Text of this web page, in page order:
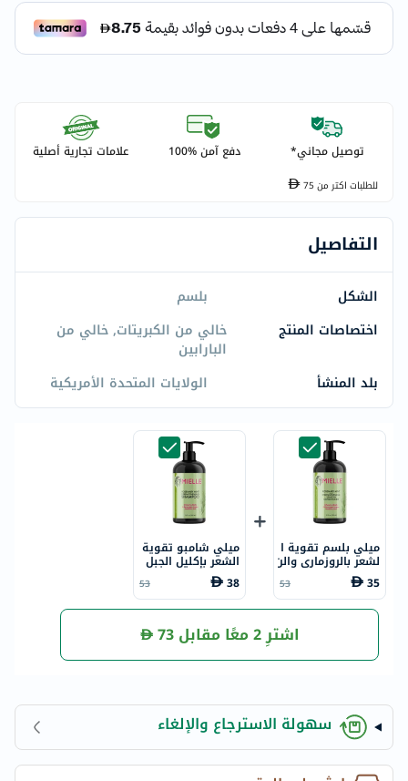
توصيل مجاني* دفع آمن %100 علامات تجارية أصلية
للطلبات اكتر من75
التفاصيل
الشكل
بلسم
اختصاصات المنتج
خالي من الكبريتات, خالي من
البارابين
بلد المنشأ
الولايات المتحدة الأمريكية
ميلي بلسم تقوية ا
لشعر بالروزماري والن
عناع مع البيوتين لج
ميع أنواع الشعر 355
مل
35
53
ميلي شامبو تقوية
الشعر بإكليل الجبل
والنعناع مع البيوتين
لجميع أنواع الشعر 3
55 مل
38
53
اشترِ 2 معًا مقابل 73
سهولة الاسترجاع والإلغاء